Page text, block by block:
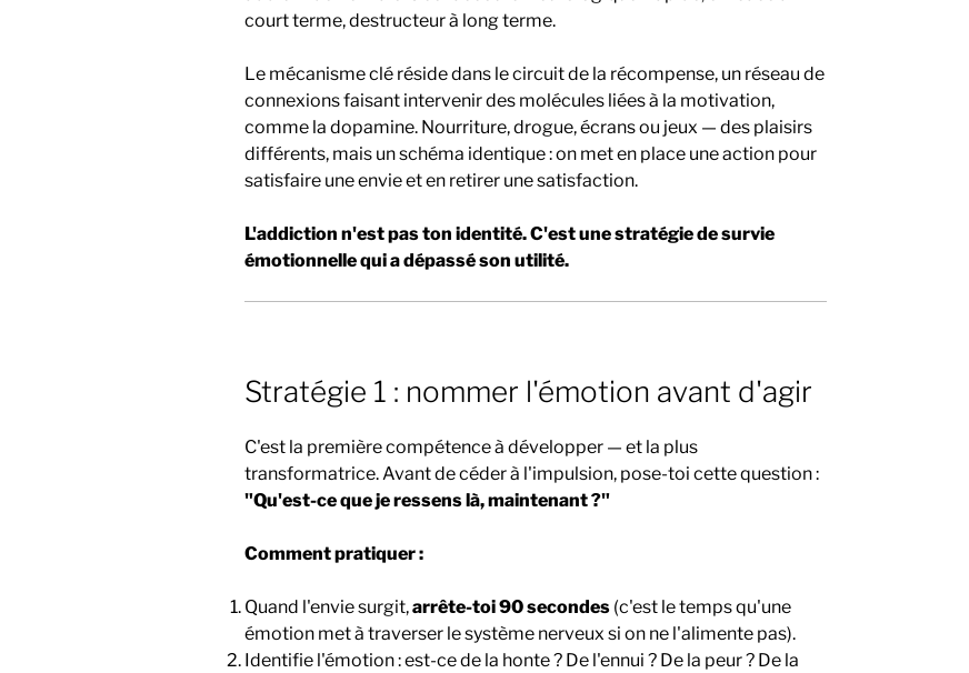
court terme, destructeur à long terme.
Le mécanisme clé réside dans le circuit de la récompense, un réseau de
connexions faisant intervenir des molécules liées à la motivation,
comme la dopamine. Nourriture, drogue, écrans ou jeux — des plaisirs
différents, mais un schéma identique : on met en place une action pour
satisfaire une envie et en retirer une satisfaction.
L'addiction n'est pas ton identité. C'est une stratégie de survie
émotionnelle qui a dépassé son utilité.
Stratégie 1 : nommer l'émotion avant d'agir
C'est la première compétence à développer — et la plus
transformatrice. Avant de céder à l'impulsion, pose-toi cette question :
"Qu'est-ce que je ressens là, maintenant ?"
Comment pratiquer :
Quand l'envie surgit,arrête-toi 90 secondes (c'est le temps qu'une
émotion met à traverser le système nerveux si on ne l'alimente pas).
Identifie l'émotion : est-ce de la honte ? De l'ennui ? De la peur ? De la